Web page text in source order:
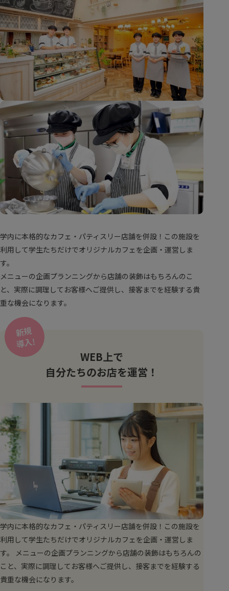
学内に本格的なカフェ・パティスリー店舗を併設！この施設を
利用して学生たちだけでオリジナルカフェを企画・運営しま
す。
メニューの企画プランニングから店舗の装飾はもちろんのこ
と、実際に調理してお客様へご提供し、接客までを経験する貴
重な機会になります。
新規
導入!
WEB上で
自分たちのお店を運営！
学内に本格的なカフェ・パティスリー店舗を併設！この施設を
利用して学生たちだけでオリジナルカフェを企画・運営しま
す。 メニューの企画プランニングから店舗の装飾はもちろんの
こと、実際に調理してお客様へご提供し、接客までを経験する
貴重な機会になります。